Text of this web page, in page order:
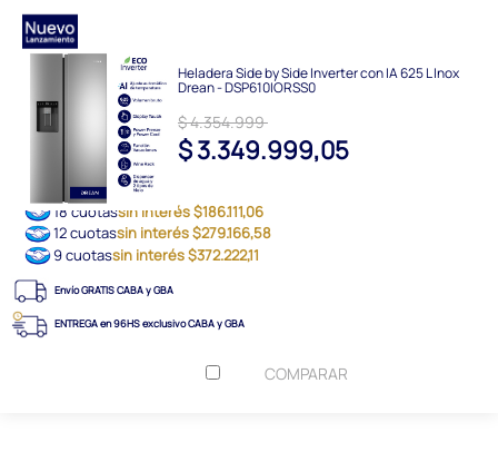
Heladera Side by Side Inverter con IA 625 L Inox
Drean - DSP610IORSS0
$ 4.354.999
$ 3.349.999,05
18 cuotassin interés $186.111,06
12 cuotassin interés $279.166,58
9 cuotassin interés $372.222,11
Envío GRATIS CABA y GBA
ENTREGA en 96HS exclusivo CABA y GBA
COMPARAR